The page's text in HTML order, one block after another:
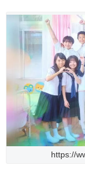
https://